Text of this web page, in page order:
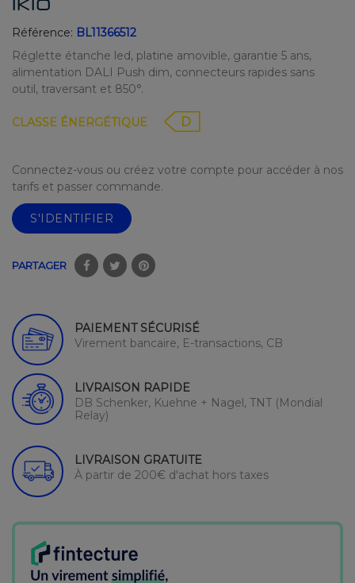
IK10
Référence: BL11366512
Réglette étanche led, platine amovible, garantie 5 ans,
alimentation DALI Push dim, connecteurs rapides sans
outil, traversant et 850°.
CLASSE ÉNERGÉTIQUE D
Connectez-vous ou créez votre compte pour accéder à nos
tarifs et passer commande.
S'IDENTIFIER
PARTAGER
PAIEMENT SÉCURISÉ
Virement bancaire, E-transactions, CB
LIVRAISON RAPIDE
DB Schenker, Kuehne + Nagel, TNT (Mondial
Relay)
LIVRAISON GRATUITE
À partir de 200€ d'achat hors taxes